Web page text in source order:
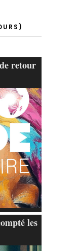
retour
les